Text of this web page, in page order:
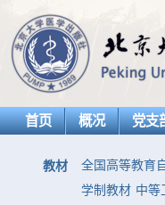
首页 概况 党支
教材 全国高等教育
学制教材 中等